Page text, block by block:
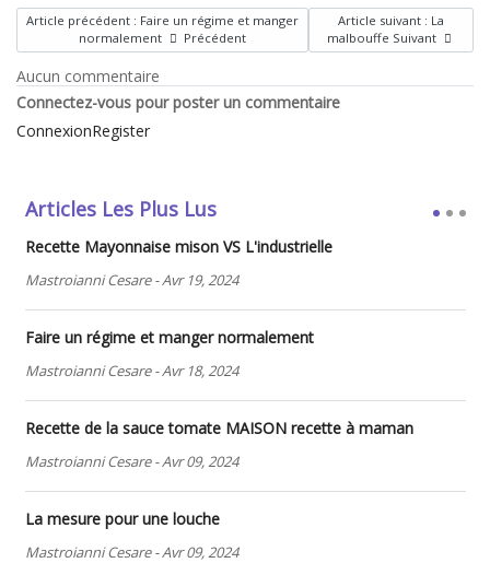
Article précédent : Faire un régime et manger
normalement
Précédent
Article suivant : La
malbouffe Suivant
Aucun commentaire
Connectez-vous pour poster un commentaire
ConnexionRegister
Articles Les Plus Lus
Recette Mayonnaise mison VS L'industrielle
Mastroianni Cesare-Avr 19, 2024
Faire un régime et manger normalement
Mastroianni Cesare-Avr 18, 2024
Recette de la sauce tomate MAISON recette à maman
Mastroianni Cesare-Avr 09, 2024
La mesure pour une louche
Mastroianni Cesare-Avr 09, 2024